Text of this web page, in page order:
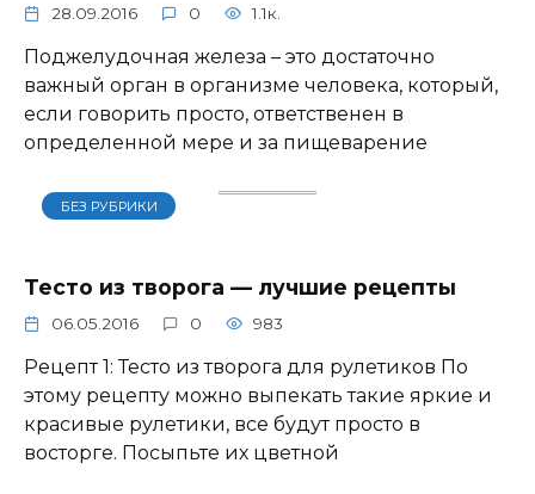
28.09.2016 0 1.1к.
Поджелудочная железа – это достаточно
важный орган в организме человека, который,
если говорить просто, ответственен в
определенной мере и за пищеварение
БЕЗ РУБРИКИ
Тесто из творога — лучшие рецепты
06.05.2016 0 983
Рецепт 1: Тесто из творога для рулетиков По
этому рецепту можно выпекать такие яркие и
красивые рулетики, все будут просто в
восторге. Посыпьте их цветной